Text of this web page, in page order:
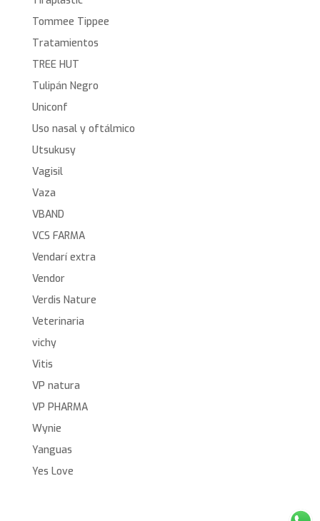
Tommee Tippee
Tratamientos
TREE HUT
Tulipán Negro
Uniconf
Uso nasal y oftálmico
Utsukusy
Vagisil
Vaza
VBAND
VCS FARMA
Vendarí extra
Vendor
Verdis Nature
Veterinaria
vichy
Vitis
VP natura
VP PHARMA
Wynie
Yanguas
Yes Love